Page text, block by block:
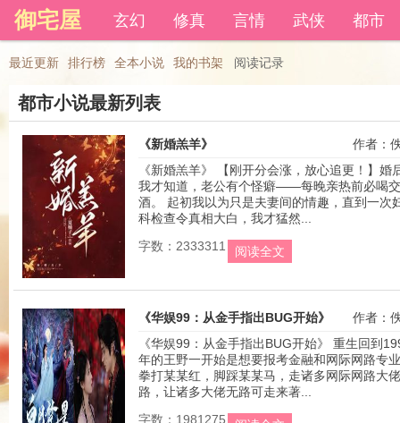
御宅屋 玄幻 修真 言情 武侠 都市
登录后可以拥有藏书和下载书籍功能。
最近更新
排行榜 全本小说 我的书架 阅读记录
都市小说最新列表
《新婚羔羊》
作者：
《新婚羔羊》 【刚开分会涨，放心追更！】婚
我才知道，老公有个怪癖——每晚亲热前必喝
酒。 起初我以为只是夫妻间的情趣，直到一次
科检查令真相大白，我才猛然...
字数：2333311
阅读全文
《华娱99：从金手指出BUG开始》
作者：
《华娱99：从金手指出BUG开始》 重生回到
年的王野一开始是想要报考金融和网际网路专
拳打某某红，脚踩某某马，走诸多网际网路大
路，让诸多大佬无路可走来著...
字数：1981275